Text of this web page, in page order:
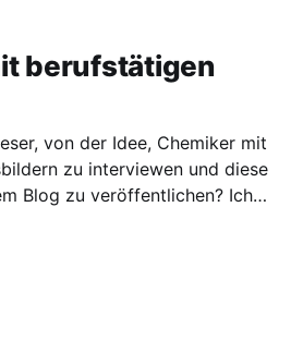
berufstätigen
von der Idee, Chemiker mit
zu interviewen und diese
Blog zu veröffentlichen? Ich